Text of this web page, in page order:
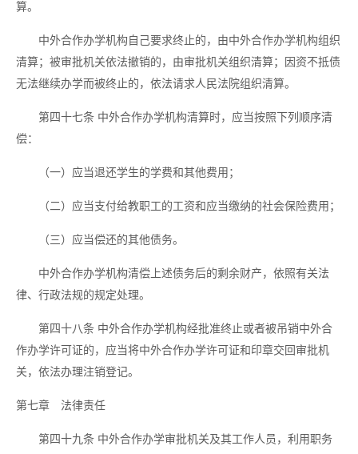
算。
中外合作办学机构自己要求终止的，由中外合作办学机构组织
清算；被审批机关依法撤销的，由审批机关组织清算；因资不抵债
无法继续办学而被终止的，依法请求人民法院组织清算。
第四十七条 中外合作办学机构清算时，应当按照下列顺序清
偿：
（一）应当退还学生的学费和其他费用；
（二）应当支付给教职工的工资和应当缴纳的社会保险费用；
（三）应当偿还的其他债务。
中外合作办学机构清偿上述债务后的剩余财产，依照有关法
律、行政法规的规定处理。
第四十八条 中外合作办学机构经批准终止或者被吊销中外合
作办学许可证的，应当将中外合作办学许可证和印章交回审批机
关，依法办理注销登记。
第七章 法律责任
第四十九条 中外合作办学审批机关及其工作人员，利用职务